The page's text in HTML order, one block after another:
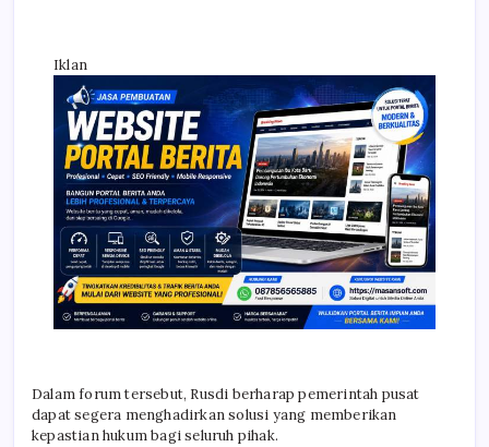
Iklan
Dalam forum tersebut, Rusdi berharap pemerintah pusat
dapat segera menghadirkan solusi yang memberikan
kepastian hukum bagi seluruh pihak.